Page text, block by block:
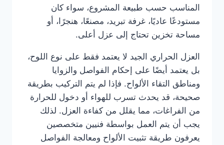
المناسب حسب طبيعة المشروع، سواء كان
مستودعًا عاديًا، غرفة تبريد، مصنعًا، هنجرًا، أو
مساحة تخزين تحتاج إلى عزل أعلى.
العزل الحراري الجيد لا يعتمد فقط على نوع اللوح،
بل يعتمد أيضًا على إحكام الفواصل والزوايا
ومناطق التقاء الألواح. فإذا لم يتم التركيب بطريقة
صحيحة، قد يحدث تسرب للهواء أو دخول للحرارة
من الفراغات، مما يقلل من كفاءة العزل. لذلك
يجب أن يتم العمل بواسطة فنيين متخصصين
يعرفون طريقة تثبيت الألواح ومعالجة الفواصل